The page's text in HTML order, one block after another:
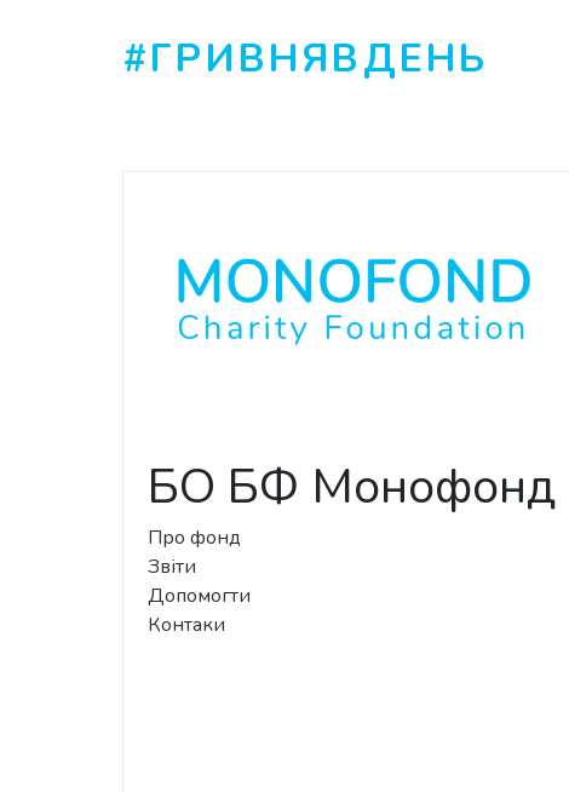
#ГРИВНЯВДЕНЬ
БО БФ Монофонд
Про фонд
Звіти
Допомогти
Контаки